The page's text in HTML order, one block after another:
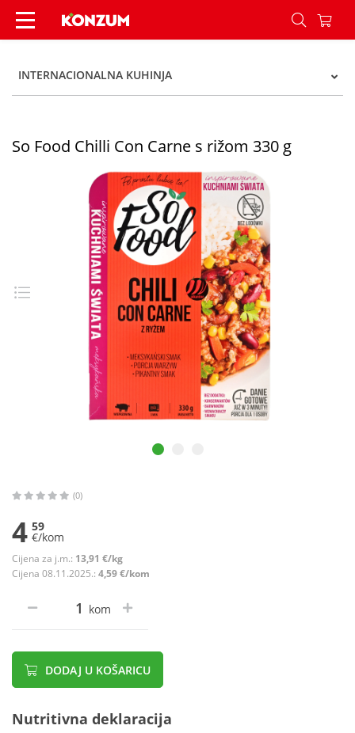
So Food Chilli Con Carne s rižom 330 g - Konzum
INTERNACIONALNA KUHINJA
So Food Chilli Con Carne s rižom 330 g
(0)
4 59
€/kom
Cijena za j.m.: 13,91 €/kg
Cijena 08.11.2025.: 4,59 €/kom
kom
DODAJ U KOŠARICU
Nutritivna deklaracija